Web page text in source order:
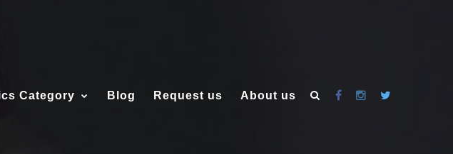
Category Blog Request us About us